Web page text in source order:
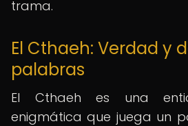
trama.
El Cthaeh: Verdad y
palabras
El Cthaeh es una
enigmática que juega un